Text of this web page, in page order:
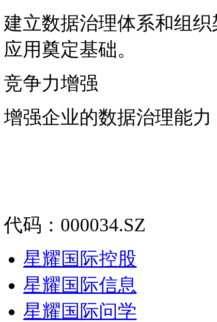
建立数据治理体系和组织
应用奠定基础。
竞争力增强
增强企业的数据治理能力
代码：000034.SZ
星耀国际控股
星耀国际信息
星耀国际问学